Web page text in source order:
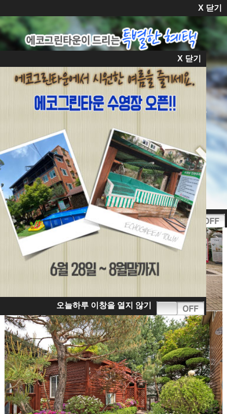
X 닫기
오늘하루 이창을 열지 않기
X 닫기
오늘하루 이창을 열지 않기
펜션소개 객실안내 스페셜 주변여행 예약안내 교통안내